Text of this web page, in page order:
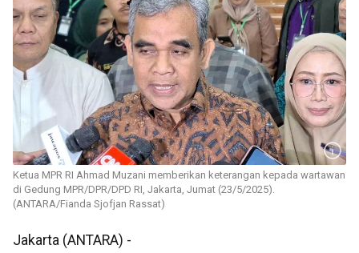
Ketua MPR RI Ahmad Muzani memberikan keterangan kepada wartawan
di Gedung MPR/DPR/DPD RI, Jakarta, Jumat (23/5/2025).
(ANTARA/Fianda Sjofjan Rassat)
Jakarta (ANTARA) -